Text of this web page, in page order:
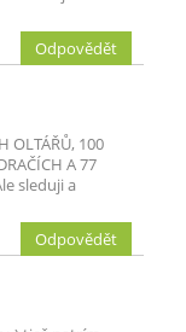
Odpovědět
OLTÁŘŮ, 100
A 77
sleduji a
Odpovědět